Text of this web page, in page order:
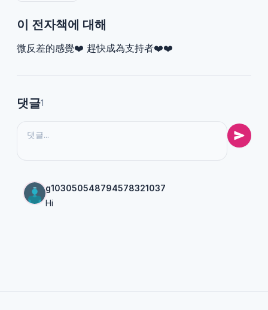
이 전자책에 대해
微反差的感覺❤️ 趕快成為支持者❤️❤️
댓글1
g103050548794578321037
Hi